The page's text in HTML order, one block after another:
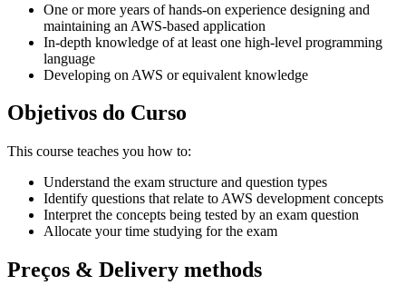
One or more years of hands-on experience designing and
maintaining an AWS-based application
In-depth knowledge of at least one high-level programming
language
Developing on AWS or equivalent knowledge
Objetivos do Curso
This course teaches you how to:
Understand the exam structure and question types
Identify questions that relate to AWS development concepts
Interpret the concepts being tested by an exam question
Allocate your time studying for the exam
Preços & Delivery methods